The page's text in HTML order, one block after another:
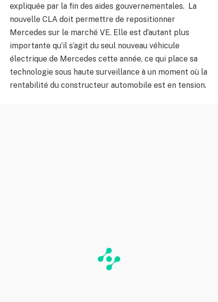
expliquée par la fin des aides gouvernementales. La
nouvelle CLA doit permettre de repositionner
Mercedes sur le marché VE. Elle est d’autant plus
importante qu’il s’agit du seul nouveau véhicule
électrique de Mercedes cette année, ce qui place sa
technologie sous haute surveillance à un moment où la
rentabilité du constructeur automobile est en tension.